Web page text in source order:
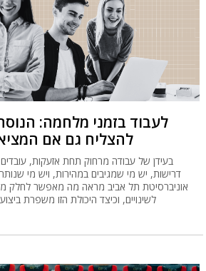
לעבוד בזמני מלחמה:
להצליח גם אם
בעידן של עבודה מרחוק תחת אזעקות,
דרישות, יש מי שמגיבים במהירות, ויש מי
אוניברסיטת תל אביב מראה מה מאפשר לחלק
לשינויים, וכיצד היכולת הזו משפרת